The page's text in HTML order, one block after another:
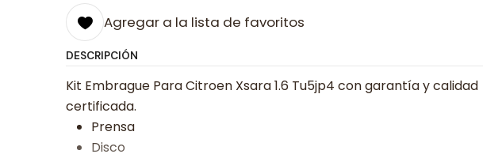
Agregar a la lista de favoritos
DESCRIPCIÓN
Kit Embrague Para Citroen Xsara 1.6 Tu5jp4 con garantía y calidad
certificada.
Prensa
Disco